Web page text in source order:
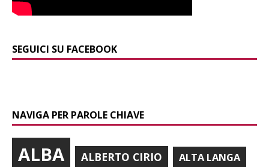
SEGUICI SU FACEBOOK
NAVIGA PER PAROLE CHIAVE
ALBA ALBERTO CIRIO ALTA LANGA